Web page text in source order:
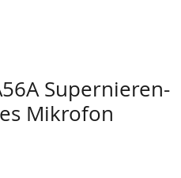
Supernieren-
Mikrofon